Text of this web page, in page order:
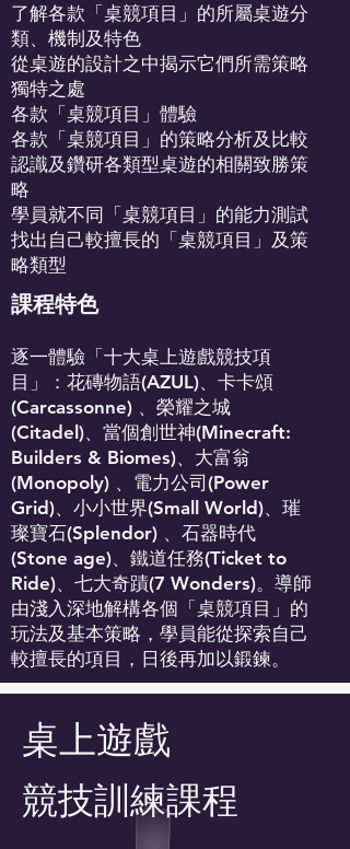
了解各款「桌競項目」的所屬桌遊分
類、機制及特色
從桌遊的設計之中揭示它們所需策略
獨特之處
各款「桌競項目」體驗
各款「桌競項目」的策略分析及比較
認識及鑽研各類型桌遊的相關致勝策
略
學員就不同「桌競項目」的能力測試
找出自己較擅長的「桌競項目」及策
略類型
課程特色
逐一體驗「十大桌上遊戲競技項
目」：花磚物語(AZUL)、卡卡頌
(Carcassonne) 、榮耀之城
(Citadel)、當個創世神(Minecraft:
Builders & Biomes)、大富翁
(Monopoly) 、電力公司(Power
Grid)、小小世界(Small World)、璀
璨寶石(Splendor) 、石器時代
(Stone age)、鐵道任務(Ticket to
Ride)、七大奇蹟(7 Wonders)。導師
由淺入深地解構各個「桌競項目」的
玩法及基本策略，學員能從探索自己
較擅長的項目，日後再加以鍛鍊。
桌上遊戲
競技訓練課程